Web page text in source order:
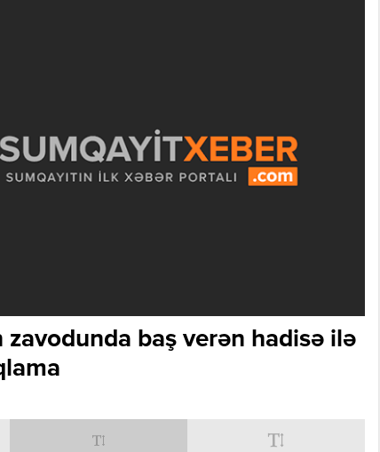
zavodunda baş verən hadisə ilə